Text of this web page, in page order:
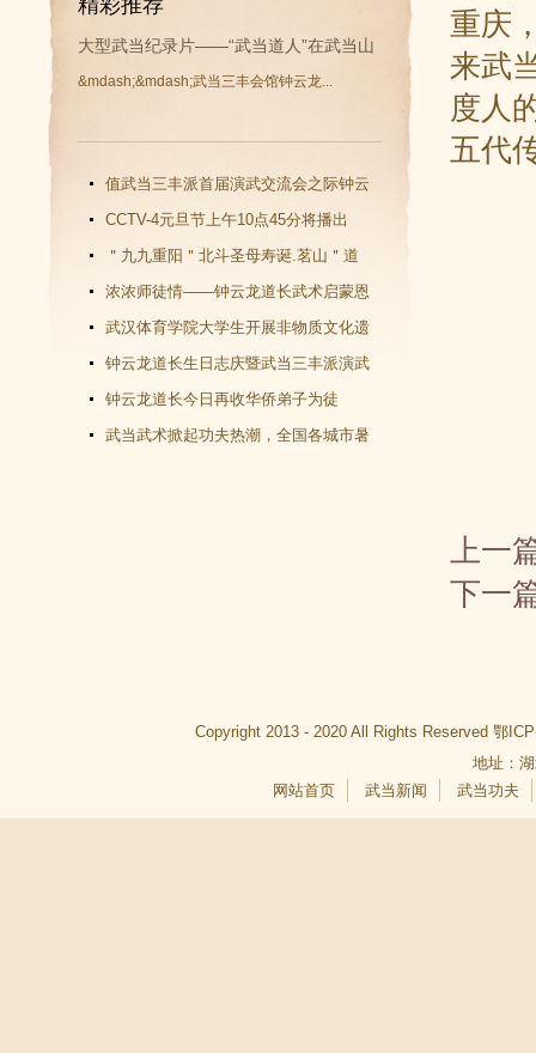
精彩推荐
大型武当纪录片——“武当道人”在武当山
&mdash;&mdash;武当三丰会馆钟云龙...
值武当三丰派首届演武交流会之际钟云
龙道长再收新徒
CCTV-4元旦节上午10点45分将播出
《武当功夫传人 钟云龙》纪录片
＂九九重阳＂北斗圣母寿诞.茗山＂道
教文化＂汇演圆满谢幕
浓浓师徒情——钟云龙道长武术启蒙恩
师千里赴武当会面
武汉体育学院大学生开展非物质文化遗
产（武当武术）调查活动
钟云龙道长生日志庆暨武当三丰派演武
交流大会成功举办
钟云龙道长今日再收华侨弟子为徒
武当武术掀起功夫热潮，全国各城市暑
重庆
来武
度人
五代
上一
下一
Copyright 2013 - 2020 All Rights Reserved 鄂
地址：
网站首页
武当新闻 武当功夫